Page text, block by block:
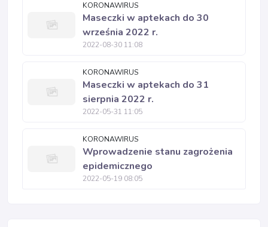
KORONAWIRUS
Maseczki w aptekach do 30
września 2022 r.
2022-08-30 11:08
KORONAWIRUS
Maseczki w aptekach do 31
sierpnia 2022 r.
2022-05-31 11:05
KORONAWIRUS
Wprowadzenie stanu zagrożenia
epidemicznego
2022-05-19 08:05